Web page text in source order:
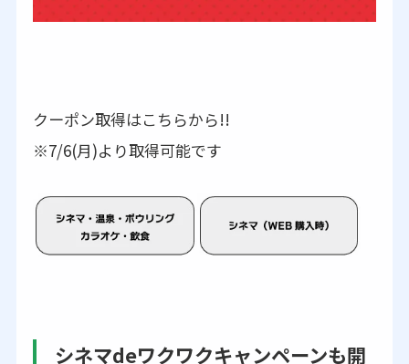
クーポン取得はこちらから!!
※7/6(月)より取得可能です
シネマdeワクワクキャンペーンも開